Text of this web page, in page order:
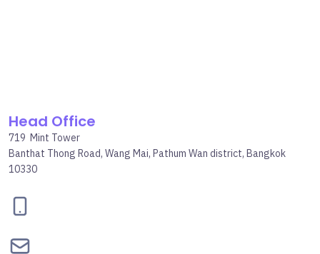
Head Office
719 Mint Tower
Banthat Thong Road, Wang Mai, Pathum Wan district, Bangkok
10330